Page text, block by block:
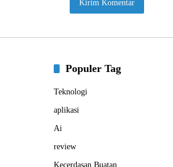
Populer Tag
Teknologi
aplikasi
Ai
review
Kecerdasan Buatan